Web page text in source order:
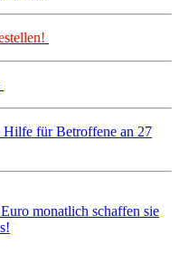
Hilfe für Betroffene an 27
monatlich schaffen sie